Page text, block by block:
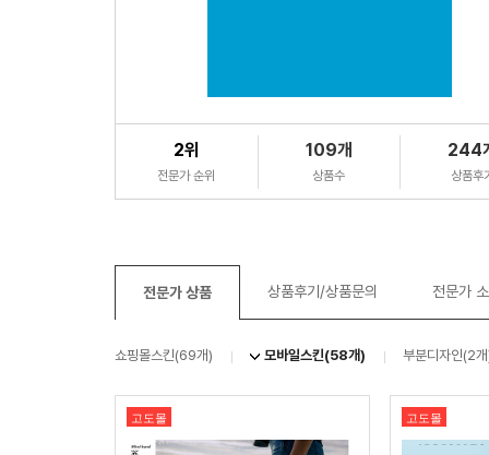
2위
전문가 순위
109개
상품수
244
상품후
전문가 상품 상품후기/상품문의 전문가
쇼핑몰스킨(69개) 모바일스킨(58개) 부분디자인(2
고도몰 고도몰